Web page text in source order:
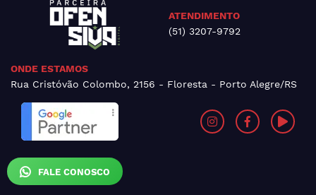
FALE CONOSCO
ATENDIMENTO
(51) 3207-9792
ONDE ESTAMOS
Rua Cristóvão Colombo, 2156 - Floresta - Porto Alegre/RS